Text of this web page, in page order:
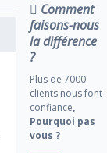
Comment
faisons-nous
la différence
?
Plus de 7000
clients nous font
confiance,
Pourquoi pas
vous ?